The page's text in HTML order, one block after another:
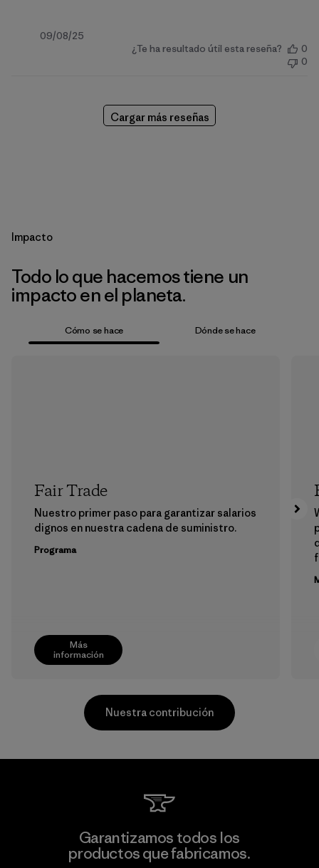
Fecha
09/08/25
¿Te ha resultado útil esta reseña?
0
0
Cargar más reseñas
Impacto
Todo lo que hacemos tiene un
impacto en el planeta.
Cómo se hace Dónde se hace
Más
información
Fair Trade
Nuestro primer paso para garantizar salarios
dignos en nuestra cadena de suministro.
Programa
Sheico Thailand Co., Ltd.
Factory
Nuestra contribución
Garantizamos todos los
productos que fabricamos.